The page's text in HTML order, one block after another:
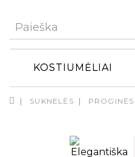
KOSTIUMĖLIAI
SUKNELĖS